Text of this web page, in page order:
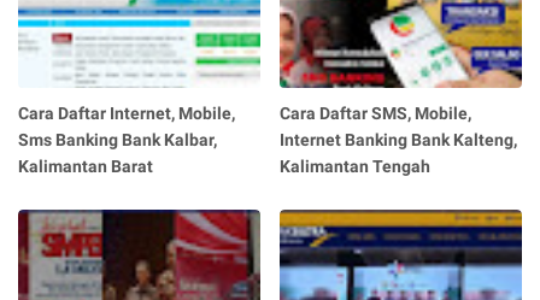
Cara Daftar Internet, Mobile,
Sms Banking Bank Kalbar,
Kalimantan Barat
Cara Daftar SMS, Mobile,
Internet Banking Bank Kalteng,
Kalimantan Tengah